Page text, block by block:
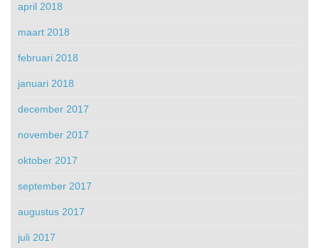
april 2018
maart 2018
februari 2018
januari 2018
december 2017
november 2017
oktober 2017
september 2017
augustus 2017
juli 2017